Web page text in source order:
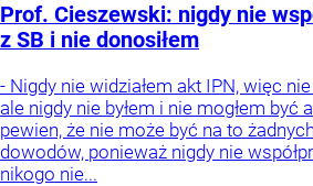
Prof. Cieszewski: nigdy nie
z SB i nie donosiłem
- Nigdy nie widziałem akt IPN, więc
ale nigdy nie byłem i nie mogłem być
pewien, że nie może być na to
dowodów, ponieważ nigdy nie
nikogo nie...